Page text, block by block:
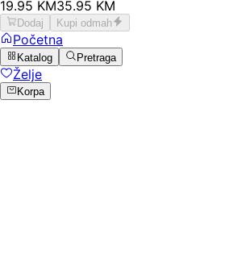
19.95 KM35.95 KM
Dodaj Kupi odmah
Početna
Katalog Pretraga
Želje
Korpa